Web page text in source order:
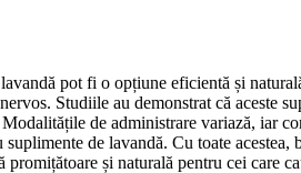
pot fi o opțiune eficientă și
Studiile au demonstrat că aceste
de administrare variază, iar
suplimente de lavandă. Cu toate
și naturală pentru cei care